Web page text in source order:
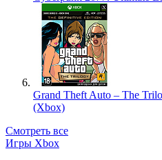
Grand Theft Auto – The
(Xbox)
Смотреть все
Игры Xbox